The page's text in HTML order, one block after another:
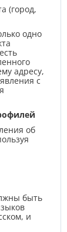
(город,
одно
адресу,
с
об
быть
и